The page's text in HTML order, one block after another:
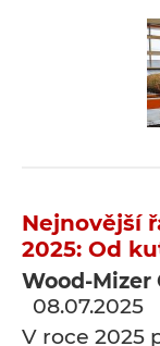
Nejnovější
2025: Od
Wood-Mizer
08.07.2025
V roce 2025